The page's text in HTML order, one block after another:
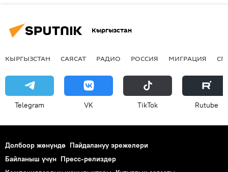
Кыргызстан
КЫРГЫЗСТАН САЯСАТ РАДИО РОССИЯ МИГРАЦИЯ
Telegram VK ТikТоk Rutube
Долбоор жөнүндө Пайдалануу эрежелери
Байланыш үчүн Пресс-релиздер